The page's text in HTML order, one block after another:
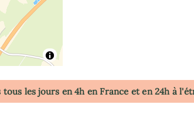
les jours en 4h en France et en 24h à